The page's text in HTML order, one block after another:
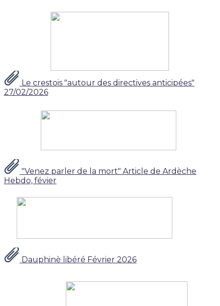
Le crestois "autour des directives anticipées"
27/02/2026
"Venez parler de la mort" Article de Ardèche
Hebdo, févier
Dauphinè libéré Février 2026